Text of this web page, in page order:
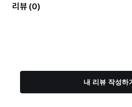
리뷰 (0)